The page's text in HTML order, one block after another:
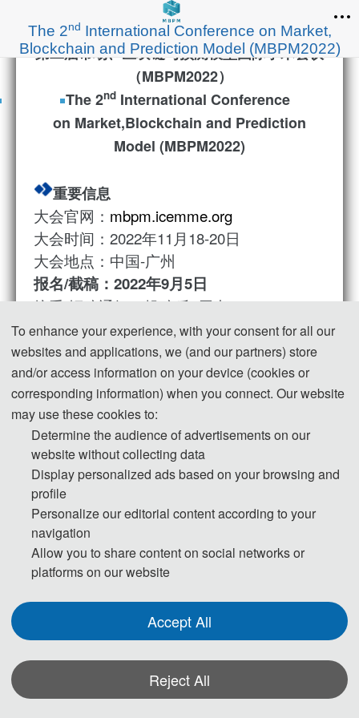
The 2nd International Conference on Market,
Blockchain and Prediction Model (MBPM2022)
第二届市场、区块链与预测模型国际学术会议
（MBPM2022）
The 2ndInternational Conference
on Market,Blockchain and Prediction
Model (MBPM2022)
重要信息
大会官网： mbpm.icemme.org
大会时间：2022年11月18-20日
大会地点：中国-广州
报名/截稿：2022年9月5日
接受/拒稿通知：投稿后1周内
收录检索：EI Compendex，Scopus
大会简介
第二届市场、区块链与预测模型国际学
术会议（MBPM2022）将于2022年11月18-
20日在广州召开。会议旨在为从事“区块
链”,“市场”,“预测模型”等相关领域的专家、学
者、工程技术人员、技术研发人员提供一个
分享科研成果，拓宽研究思路、碰撞新思
想、加强学术研究的国际平台，探讨本领域
探讨本领域发展所面临的关键性挑战问题和
研究方向，促进学术成果产业化合作的平
学者，企业界人士及其他相关人员参会交
流。
To enhance your experience, with your consent for all our
websites and applications, we (and our partners) store
and/or access information on your device (cookies or
corresponding information) when you connect. Our website
may use these cookies to:
Determine the audience of advertisements on our
website without collecting data
Display personalized ads based on your browsing and
profile
Personalize our editorial content according to your
navigation
Allow you to share content on social networks or
platforms on our website
Accept All
Reject All